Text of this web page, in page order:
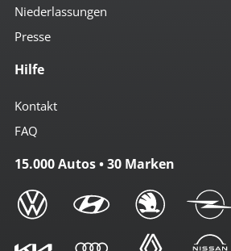
Niederlassungen
Presse
Hilfe
Kontakt
FAQ
15.000 Autos • 30 Marken